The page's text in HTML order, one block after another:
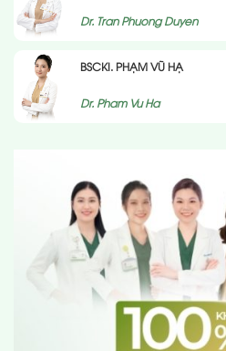
Dr. Tran Phuong Duyen
BSCKI. PHẠM VŨ HẠ
Dr. Pham Vu Ha